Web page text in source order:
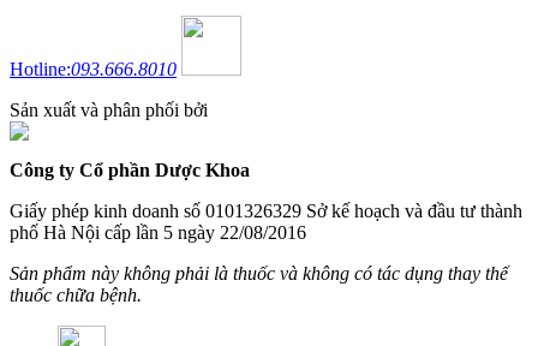
Hotline:093.666.8010
Sản xuất và phân phối bởi
Công ty Cổ phần Dược Khoa
Giấy phép kinh doanh số 0101326329 Sở kế hoạch và đầu tư thành
phố Hà Nội cấp lần 5 ngày 22/08/2016
Sản phẩm này không phải là thuốc và không có tác dụng thay thế
thuốc chữa bệnh.